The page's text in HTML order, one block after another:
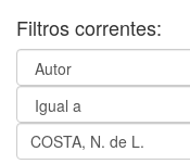
Filtros correntes: